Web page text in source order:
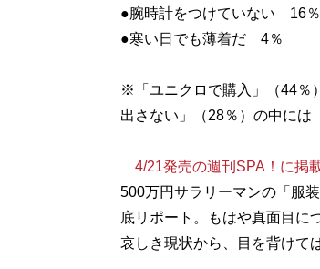
●腕時計をつけていない 16％
●寒い日でも薄着だ 4％
※「ユニクロで購入」（44％
出さない」（28％）の中には
4/21発売の週刊SPA！に掲
500万円サラリーマンの「服
底リポート。もはや真面目に